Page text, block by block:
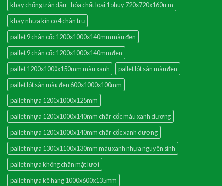
khay chống tràn dầu - hóa chất loại 1 phuy 720x720x160mm
khay nhựa kín có 4 chân trụ
pallet 9 chân cốc 1200x1000x140mm màu đen
pallet 9 chân cốc 1200x1000x140mm đen
pallet 1200x1000x150mm màu xanh
pallet lót sàn màu đen
pallet lót sàn màu đen 600x1000x100mm
pallet nhựa 1200x1000x125mm
pallet nhựa 1200x1000x140mm chân cốc màu xanh dương
pallet nhựa 1200x1000x140mm chân cốc xanh dương
pallet nhựa 1300x1100x130mm màu xanh nhựa nguyên sinh
pallet nhựa không chân mặt lưới
pallet nhựa kê hàng 1000x600x135mm